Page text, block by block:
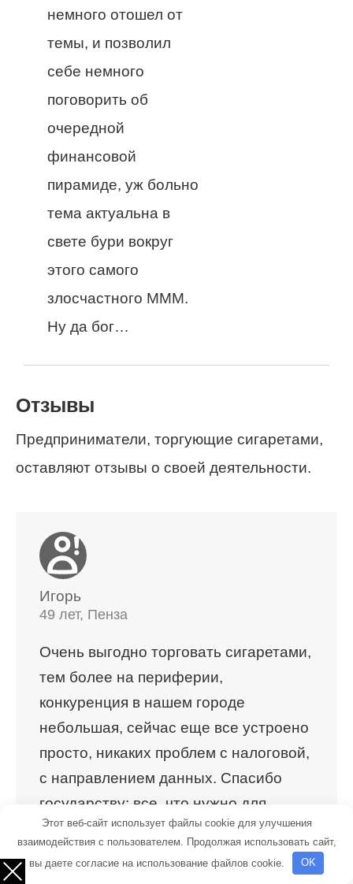
немного отошел от
темы, и позволил
себе немного
поговорить об
очередной
финансовой
пирамиде, уж больно
тема актуальна в
свете бури вокруг
этого самого
злосчастного МММ.
Ну да бог…
Отзывы
Предприниматели, торгующие сигаретами,
оставляют отзывы о своей деятельности.
Игорь
49 лет, Пенза
Очень выгодно торговать сигаретами,
тем более на периферии,
конкуренция в нашем городе
небольшая, сейчас еще все устроено
просто, никаких проблем с налоговой,
с направлением данных. Спасибо
государству: все, что нужно для
торговли, получить очень просто.
Этот веб-сайт использует файлы cookie для улучшения
взаимодействия с пользователем. Продолжая использовать сайт,
вы даете согласие на использование файлов cookie.
OK